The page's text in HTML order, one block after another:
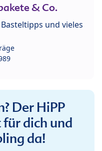
& Co.
und vieles
Der HiPP
dich und
da!